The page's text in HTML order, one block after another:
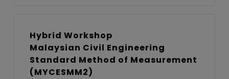
Hybrid Workshop
Malaysian Civil Engineering
Standard Method of Measurement
(MYCESMM2)